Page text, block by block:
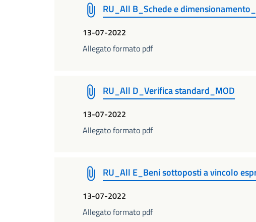
RU_All B_Schede e
13-07-2022
Allegato formato pdf
RU_All D_Verifica standard_MOD
13-07-2022
Allegato formato pdf
RU_All E_Beni sottoposti a vincolo
13-07-2022
Allegato formato pdf